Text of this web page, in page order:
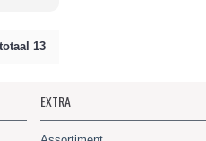
13
EXTRA